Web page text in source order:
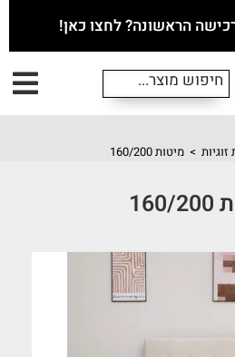
> מיטות 160/200